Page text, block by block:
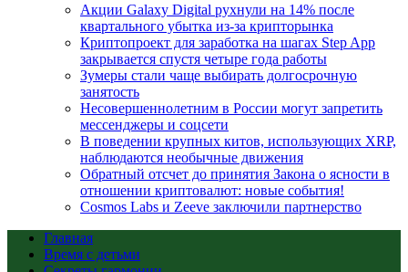
Акции Galaxy Digital рухнули на 14% после
квартального убытка из-за крипторынка
Криптопроект для заработка на шагах Step App
закрывается спустя четыре года работы
Зумеры стали чаще выбирать долгосрочную
занятость
Несовершеннолетним в России могут запретить
мессенджеры и соцсети
В поведении крупных китов, использующих XRP,
наблюдаются необычные движения
Обратный отсчет до принятия Закона о ясности в
отношении криптовалют: новые события!
Cosmos Labs и Zeeve заключили партнерство
Главная
Время с детьми